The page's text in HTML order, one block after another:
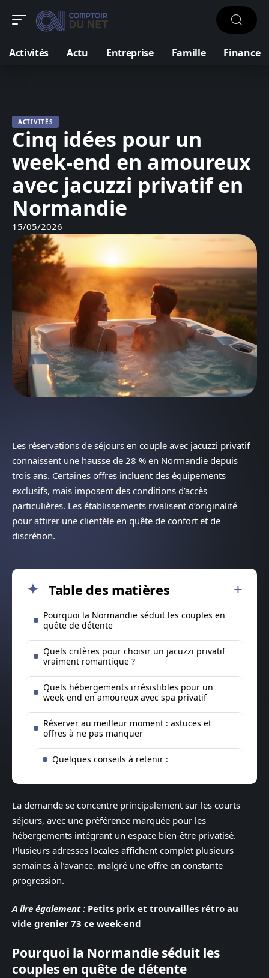
Activités Actu Entreprise Famille Finance
ACTIVITÉS
Cinq idées pour un
week-end en amoureux
avec jacuzzi privatif en
Normandie
15/05/2026
Les réservations de séjours en couple avec jacuzzi privatif
connaissent une hausse de 28 % en Normandie depuis
trois ans. Certaines offres incluent des équipements
exclusifs, mais imposent des conditions d’accès
particulières. Les établissements rivalisent d’originalité
pour attirer une clientèle en quête de confort et de
discrétion.
Table des matières
Pourquoi la Normandie séduit les couples en
quête de détente
Quels critères pour choisir un jacuzzi privatif
vraiment romantique ?
Quels hébergements irrésistibles pour un
week-end en amoureux avec spa privatif
Réserver au meilleur moment : astuces et
offres à ne pas manquer
Quelques conseils à retenir :
La demande se concentre principalement sur les courts
séjours, avec une préférence marquée pour les
hébergements intégrant un espace bien-être privatisé.
Plusieurs adresses locales affichent complet plusieurs
semaines à l’avance, malgré une offre en constante
progression.
A lire également : Petits prix et trouvailles rétro au
vide grenier 73 ce week-end
Pourquoi la Normandie séduit les
couples en quête de détente